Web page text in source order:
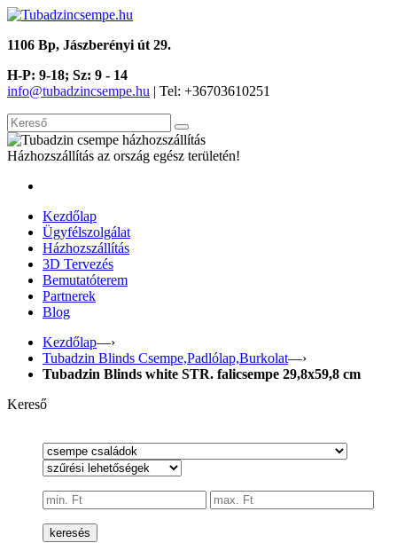
1106 Bp, Jászberényi út 29.
H-P: 9-18; Sz: 9 - 14
info@tubadzincsempe.hu | Tel: +36703610251
Házhozszállítás az ország egész területén!
Kezdőlap
Ügyfélszolgálat
Házhozszállítás
3D Tervezés
Bemutatóterem
Partnerek
Blog
Kezdőlap—›
Tubadzin Blinds Csempe,Padlólap,Burkolat—›
Tubadzin Blinds white STR. falicsempe 29,8x59,8 cm
Kereső
keresés